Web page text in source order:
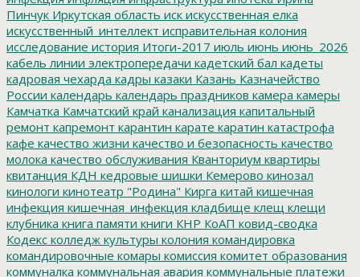
Пинчук Иркутская область иск искусственная елка
искусственный_интеллект исправительная колония
исследование история Итоги-2017 июль июнь июнь_2026
кабель линии электропередачи кадетский бал кадеты
кадровая чехарда кадры казаки Казань Казначейство
России календарь календарь праздников камера камеры
Камчатка Камчатский край канализация капитальный
ремонт капремонт карантин карате каратин катастрофа
кафе качество жизни качество и безопасность качество
молока качество обслуживания Кванториум квартиры
квитанция КДН кедровые шишки Кемерово кинозал
кинологи кинотеатр "Родина" Кирга китай кишечная
инфекция кишечная_инфекция кладбище клещ клещи
клубника книга памяти книги КНР КоАП ковид-сводка
Кодекс колледж культуры колония командировка
командировочные комары комиссия комитет образования
коммуналка коммунальная авария коммунальные платежи